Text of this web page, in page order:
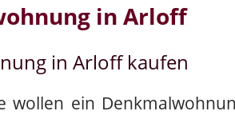
in Arloff
in Arloff kaufen
wollen ein